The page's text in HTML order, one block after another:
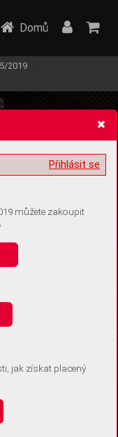
informací
žádné informace
o souhlas s
zařízení, a
zařízení, abychom se
upravit ve Správě
Domů
2019
Přihlásit se
můžete zakoupit
jak získat placený